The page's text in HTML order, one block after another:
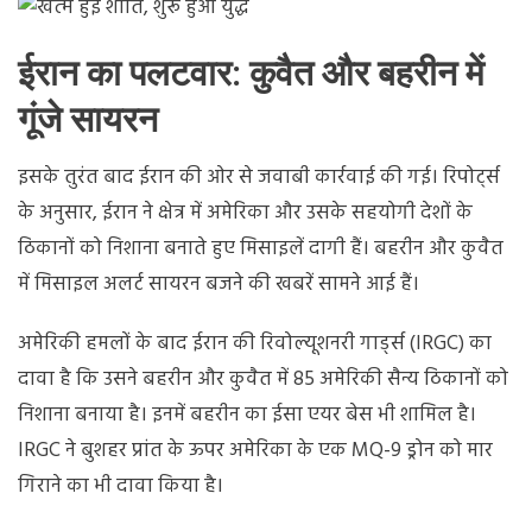
ईरान का पलटवार: कुवैत और बहरीन में
गूंजे सायरन
इसके तुरंत बाद ईरान की ओर से जवाबी कार्रवाई की गई। रिपोर्ट्स
के अनुसार, ईरान ने क्षेत्र में अमेरिका और उसके सहयोगी देशों के
ठिकानों को निशाना बनाते हुए मिसाइलें दागी हैं। बहरीन और कुवैत
में मिसाइल अलर्ट सायरन बजने की खबरें सामने आई हैं।
अमेरिकी हमलों के बाद ईरान की रिवोल्यूशनरी गार्ड्स (IRGC) का
दावा है कि उसने बहरीन और कुवैत में 85 अमेरिकी सैन्य ठिकानों को
निशाना बनाया है। इनमें बहरीन का ईसा एयर बेस भी शामिल है।
IRGC ने बुशहर प्रांत के ऊपर अमेरिका के एक MQ-9 ड्रोन को मार
गिराने का भी दावा किया है।